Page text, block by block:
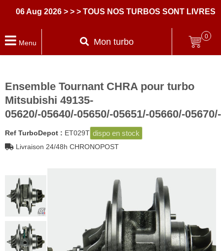
Aug 2026 > > > TOUS NOS TURBOS SONT LIVRES
Menu Mon turbo
0
Ensemble Tournant CHRA pour turbo
Mitsubishi 49135-
05620/-05640/-05650/-05651/-05660/-
Ref TurboDepot : ET029T dispo en stock
Livraison 24/48h CHRONOPOST